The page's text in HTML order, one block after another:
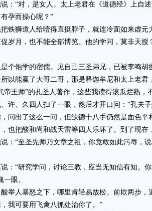
“对，是女人。太上老君在《道德经》上自述
孕而操心呢？”
狮道人给噎得直挺脖子，就连冷面如来虚元
岁月，也不能全部博览。他的学问，莫非天
饱学的宿儒。见自己三圣弟兄，已被李鸣胡
能赢了大哥二哥，那是释迦牟尼和太上老君
王师”的孔圣人著作，这些我读得滚瓜烂熟，
、久四人扫了一眼，然后才开口问：“孔夫子
出了这么一问，但缺德十八手仍然是面色平
把酸和尚和战天雷等四人乐坏了。到了现在
“至圣先师乃文章之祖，你竟敢如此污辱，
“研究学问，讨论三教，应当无知信有知。
眼。
人暴怒之下，哪里肯轻易放松。前欺两步，
我可要用飞禽八抓处治你了。”